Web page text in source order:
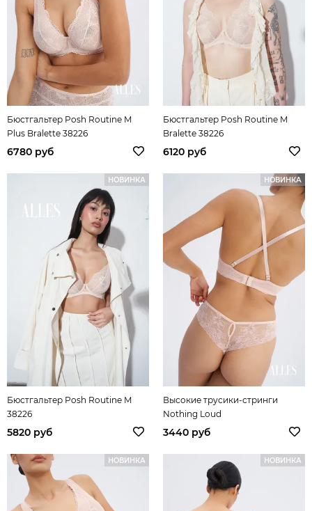
Бюстгальтер Posh Routine M
Plus Bralette 38226
6780 руб
Бюстгальтер Posh Routine M
Bralette 38226
6120 руб
НОВИНКА
Бюстгальтер Posh Routine M
38226
5820 руб
НОВИНКА
Высокие трусики-стринги
Nothing Loud
3440 руб
НОВИНКА НОВИНКА